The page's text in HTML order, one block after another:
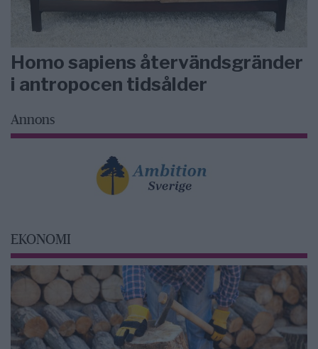
Homo sapiens återvändsgränder
i antropocen tidsålder
Annons
EKONOMI